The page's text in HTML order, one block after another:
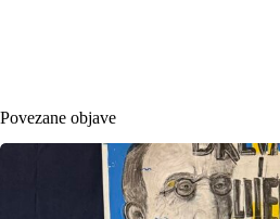
Povezane objave